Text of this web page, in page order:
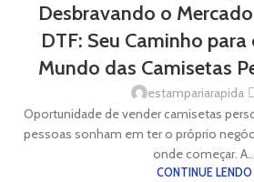
Desbravando o
DTF: Seu Caminho para
Mundo das Camisetas
estampariarapida
Oportunidade de vender camisetas
pessoas sonham em ter o próprio
onde começar. A...
CONTINUE LENDO